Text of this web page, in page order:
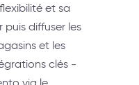
et sa
diffuser les
et les
clés -